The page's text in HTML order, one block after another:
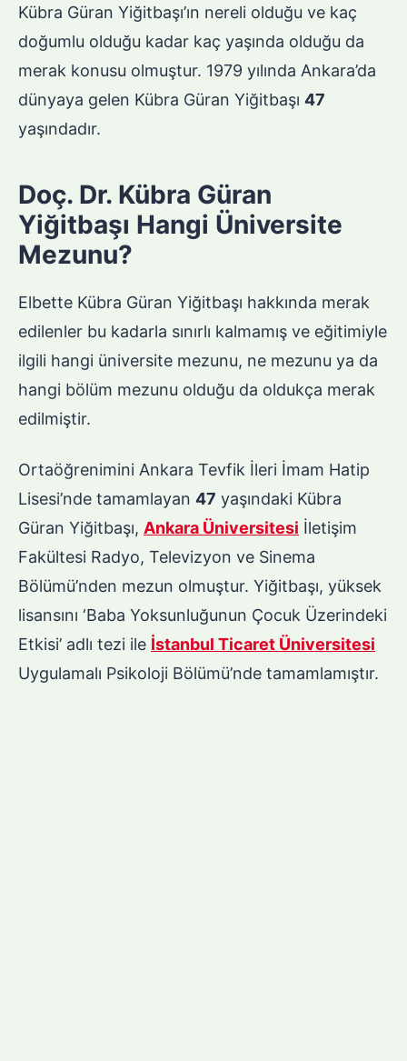
Kübra Güran Yiğitbaşı’ın nereli olduğu ve kaç
doğumlu olduğu kadar kaç yaşında olduğu da
merak konusu olmuştur. 1979 yılında Ankara’da
dünyaya gelen Kübra Güran Yiğitbaşı 47
yaşındadır.
Doç. Dr. Kübra Güran
Yiğitbaşı Hangi Üniversite
Mezunu?
Elbette Kübra Güran Yiğitbaşı hakkında merak
edilenler bu kadarla sınırlı kalmamış ve eğitimiyle
ilgili hangi üniversite mezunu, ne mezunu ya da
hangi bölüm mezunu olduğu da oldukça merak
edilmiştir.
Ortaöğrenimini Ankara Tevfik İleri İmam Hatip
Lisesi’nde tamamlayan 47 yaşındaki Kübra
Güran Yiğitbaşı, Ankara Üniversitesi İletişim
Fakültesi Radyo, Televizyon ve Sinema
Bölümü’nden mezun olmuştur. Yiğitbaşı, yüksek
lisansını ‘Baba Yoksunluğunun Çocuk Üzerindeki
Etkisi’ adlı tezi ile İstanbul Ticaret Üniversitesi
Uygulamalı Psikoloji Bölümü’nde tamamlamıştır.